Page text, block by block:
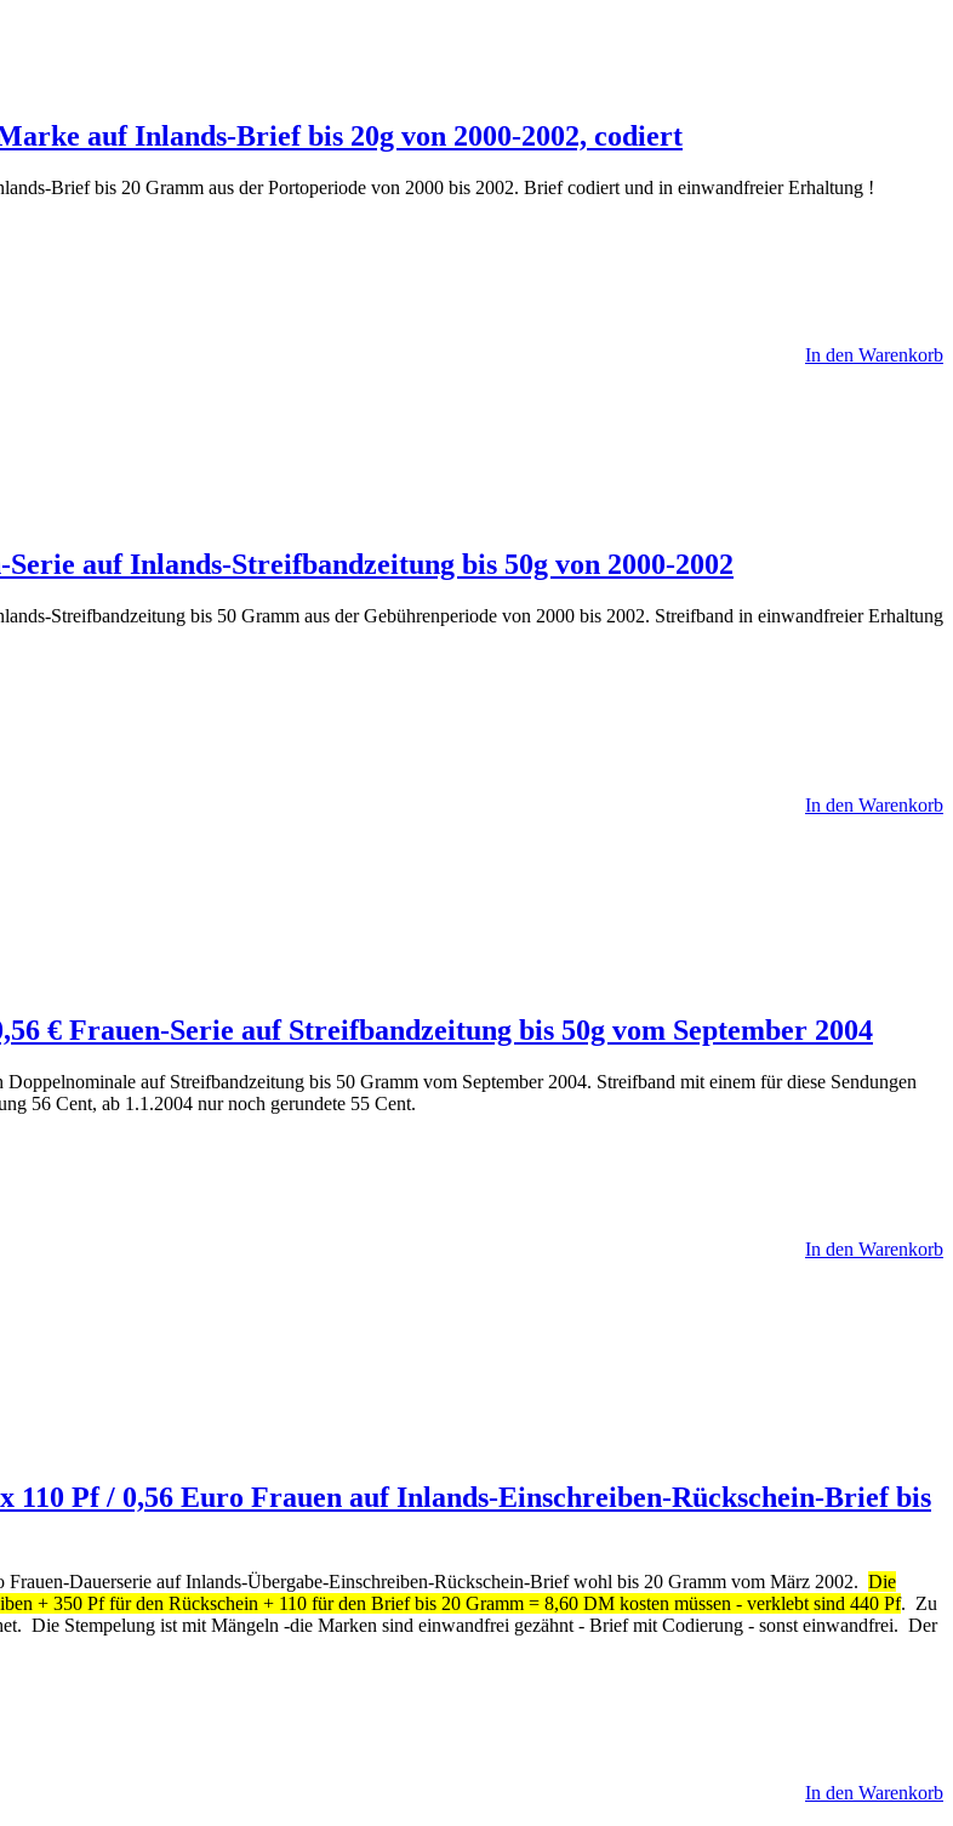
auf Inlands-Brief bis 20g von 2000-2002, codiert
Brief bis 20 Gramm aus der Portoperiode von 2000 bis 2002. Brief codiert und in einwandfreier Erhaltung !
In den Warenkorb
auf Inlands-Streifbandzeitung bis 50g von 2000-2002
Streifbandzeitung bis 50 Gramm aus der Gebührenperiode von 2000 bis 2002. Streifband in einwandfreier Erhaltung
In den Warenkorb
€ Frauen-Serie auf Streifbandzeitung bis 50g vom September 2004
auf Streifbandzeitung bis 50 Gramm vom September 2004. Streifband mit einem für diese Sendungen
56 Cent, ab 1.1.2004 nur noch gerundete 55 Cent.
In den Warenkorb
Pf / 0,56 Euro Frauen auf Inlands-Einschreiben-Rückschein-Brief bis
Dauerserie auf Inlands-Übergabe-Einschreiben-Rückschein-Brief wohl bis 20 Gramm vom März 2002. Die
+ 350 Pf für den Rückschein + 110 für den Brief bis 20 Gramm = 8,60 DM kosten müssen - verklebt sind 440 Pf. Zu
Die Stempelung ist mit Mängeln -die Marken sind einwandfrei gezähnt - Brief mit Codierung - sonst einwandfrei. Der
In den Warenkorb